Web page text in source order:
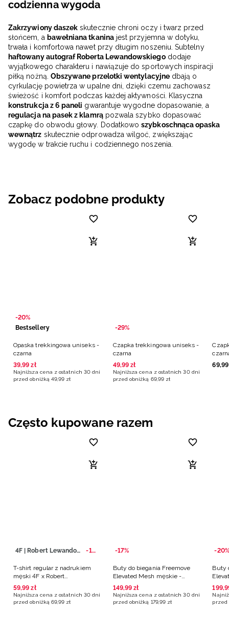
codzienna wygoda
Zakrzywiony daszek skutecznie chroni oczy i twarz przed
słońcem, a bawełniana tkaninajest przyjemna w dotyku,
trwała i komfortowa nawet przy długim noszeniu. Subtelny
haftowany autograf Roberta Lewandowskiegododaje
wyjątkowego charakteru i nawiązuje do sportowych inspiracji
piłką nożną. Obszywane przelotki wentylacyjnedbają o
cyrkulację powietrza w upalne dni, dzięki czemu zachowasz
świeżość i komfort podczas każdej aktywności. Klasyczna
konstrukcja z 6 paneli gwarantuje wygodne dopasowanie, a
regulacja na pasek z klamrąpozwala szybko dopasować
czapkę do obwodu głowy. Dodatkowoszybkoschnąca opaska
wewnątrz skutecznie odprowadza wilgoć, zwiększając
wygodę w trakcie ruchu i codziennego noszenia.
Zobacz podobne produkty
-20%
Bestsellery
Opaska trekkingowa uniseks -
czarna
39,99 zł
Najniższa cena z ostatnich 30 dni
przed obniżką 49,99 zł
-29%
Czapka trekkingowa uniseks -
czarna
49,99 zł
Najniższa cena z ostatnich 30 dni
przed obniżką 69,99 zł
69,99
Często kupowane razem
4F | Robert Lewandowski -14%
T-shirt regular z nadrukiem
męski 4F x Robert
Lewandowski - biały
59,99 zł
Najniższa cena z ostatnich 30 dni
przed obniżką 69,99 zł
-17%
Buty do biegania Freemove
Elevated Mesh męskie -
multikolor
149,99 zł
Najniższa cena z ostatnich 30 dni
przed obniżką 179,99 zł
-20%
Buty
199,
przed